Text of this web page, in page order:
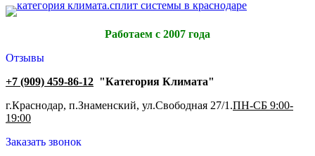
Работаем с 2007 года
Отзывы
+7 (909) 459-86-12 "Категория Климата"
г.Краснодар, п.Знаменский, ул.Свободная 27/1.ПН-СБ 9:00-
19:00
Заказать звонок